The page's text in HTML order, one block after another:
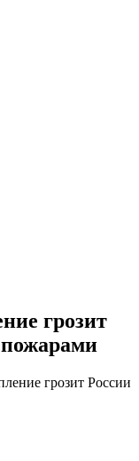
грозит
грозит России